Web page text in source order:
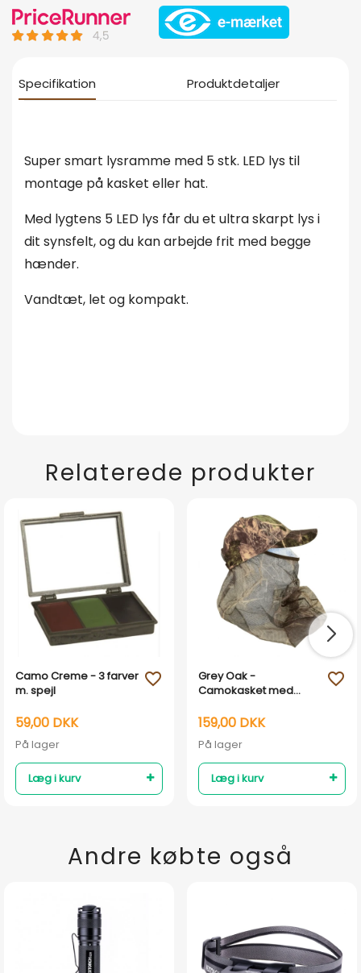
Specifikation Produktdetaljer
Super smart lysramme med 5 stk. LED lys til
montage på kasket eller hat.
Med lygtens 5 LED lys får du et ultra skarpt lys i
dit synsfelt, og du kan arbejde frit med begge
hænder.
Vandtæt, let og kompakt.
Relaterede produkter
Camo Creme - 3 farver
m. spejl
59,00 DKK
På lager
Læg i kurv
favorite_outline
Grey Oak -
Camokasket med
159,00 DKK
På lager
Læg i kurv
favorite_outline
Andre købte også